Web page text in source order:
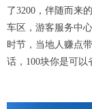
了3200，伴随而来
车区，游客服务中
时节，当地人赚点
话，100块你是可以